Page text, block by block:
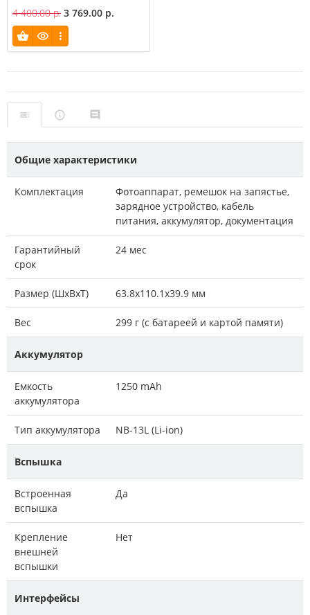
4 400.00 р. 3 769.00 р.
Общие характеристики
Комплектация
Фотоаппарат, ремешок на запястье,
зарядное устройство, кабель
питания, аккумулятор, документация
Гарантийный
срок
24 мес
Размер (ШxВxТ) 63.8х110.1х39.9 мм
Вес 299 г (с батареей и картой памяти)
Аккумулятор
Емкость
аккумулятора
1250 mAh
Тип аккумулятора NB-13L (Li-ion)
Вспышка
Встроенная
вспышка
Да
Крепление
внешней
вспышки
Нет
Интерфейсы